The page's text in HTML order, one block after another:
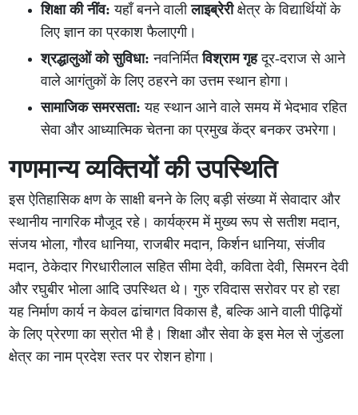
शिक्षा की नींव: यहाँ बनने वालीलाइब्रेरीक्षेत्र के विद्यार्थियों के
लिए ज्ञान का प्रकाश फैलाएगी।
श्रद्धालुओं को सुविधा: नवनिर्मितविश्राम गृहदूर-दराज से आने
वाले आगंतुकों के लिए ठहरने का उत्तम स्थान होगा।
सामाजिक समरसता: यह स्थान आने वाले समय में भेदभाव रहित
सेवा और आध्यात्मिक चेतना का प्रमुख केंद्र बनकर उभरेगा।
गणमान्य व्यक्तियों की उपस्थिति
इस ऐतिहासिक क्षण के साक्षी बनने के लिए बड़ी संख्या में सेवादार और
स्थानीय नागरिक मौजूद रहे। कार्यक्रम में मुख्य रूप से सतीश मदान,
संजय भोला, गौरव धानिया, राजबीर मदान, किर्शन धानिया, संजीव
मदान, ठेकेदार गिरधारीलाल सहित सीमा देवी, कविता देवी, सिमरन देवी
और रघुबीर भोला आदि उपस्थित थे। गुरु रविदास सरोवर पर हो रहा
यह निर्माण कार्य न केवल ढांचागत विकास है, बल्कि आने वाली पीढ़ियों
के लिए प्रेरणा का स्रोत भी है। शिक्षा और सेवा के इस मेल से जुंडला
क्षेत्र का नाम प्रदेश स्तर पर रोशन होगा।